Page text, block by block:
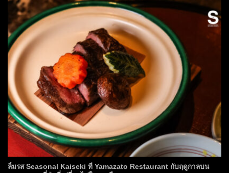
ลิ้มรส Seasonal Kaiseki ที่ Yamazato Restaurant กับฤดูกาลบน